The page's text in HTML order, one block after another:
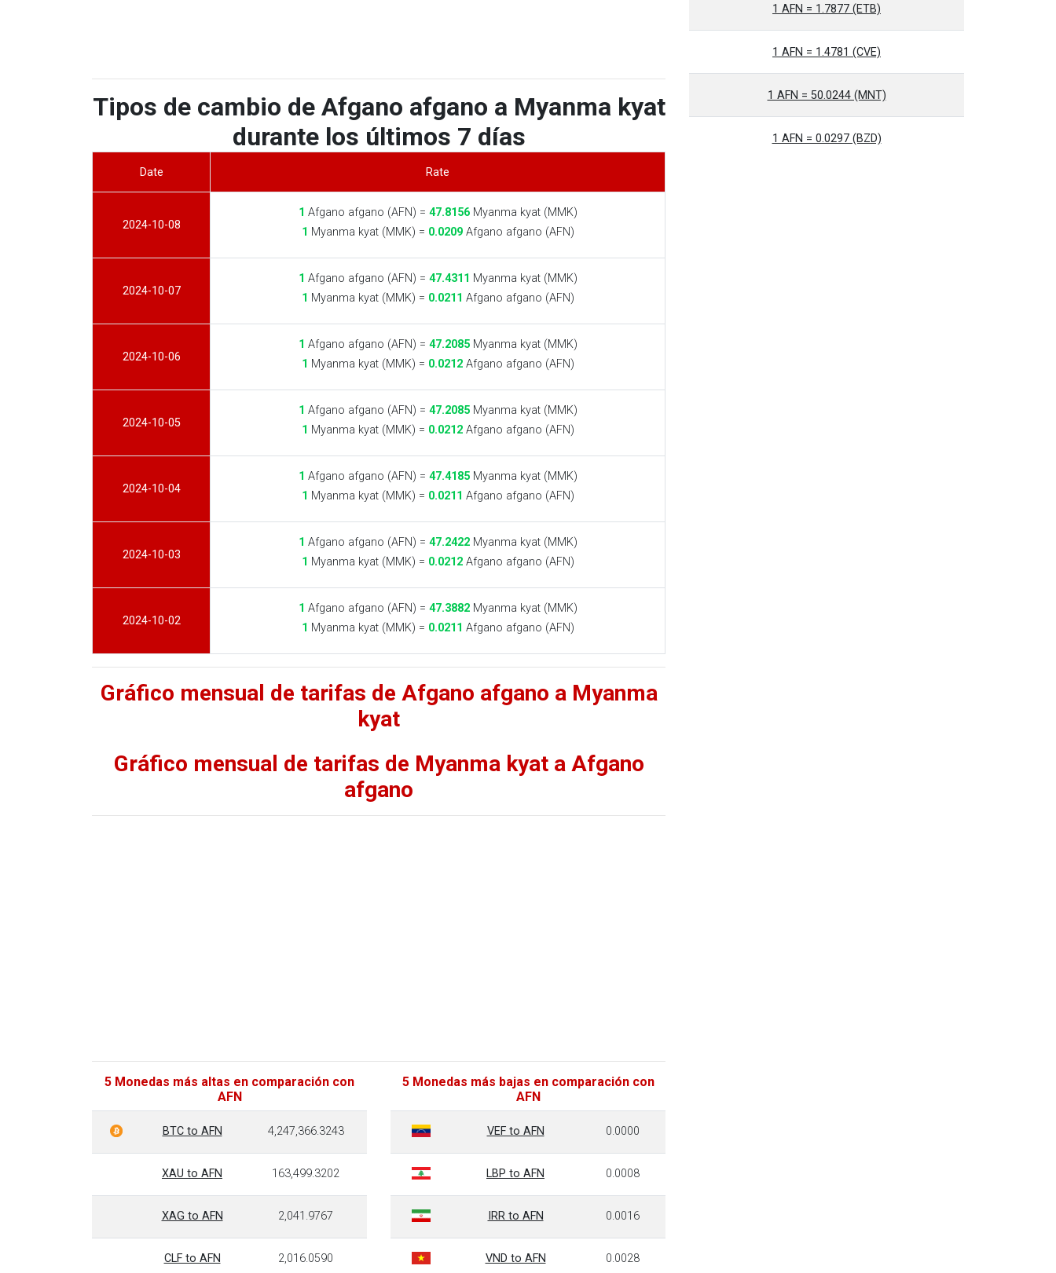
Tipos de cambio de Afgano afgano a Myanma kyat
durante los últimos 7 días
Date Rate
2024-10-08
1 Afgano afgano (AFN) = 47.8156Myanma kyat (MMK)
1 Myanma kyat (MMK) = 0.0209Afgano afgano (AFN)
2024-10-07
1 Afgano afgano (AFN) = 47.4311 Myanma kyat (MMK)
1 Myanma kyat (MMK) = 0.0211 Afgano afgano (AFN)
2024-10-06
1 Afgano afgano (AFN) = 47.2085Myanma kyat (MMK)
1 Myanma kyat (MMK) = 0.0212Afgano afgano (AFN)
2024-10-05
1 Afgano afgano (AFN) = 47.2085Myanma kyat (MMK)
1 Myanma kyat (MMK) = 0.0212Afgano afgano (AFN)
2024-10-04
1 Afgano afgano (AFN) = 47.4185Myanma kyat (MMK)
1 Myanma kyat (MMK) = 0.0211 Afgano afgano (AFN)
2024-10-03
1 Afgano afgano (AFN) = 47.2422Myanma kyat (MMK)
1 Myanma kyat (MMK) = 0.0212Afgano afgano (AFN)
2024-10-02
1 Afgano afgano (AFN) = 47.3882Myanma kyat (MMK)
1 Myanma kyat (MMK) = 0.0211 Afgano afgano (AFN)
Gráfico mensual de tarifas de Afgano afgano a Myanma
kyat
Gráfico mensual de tarifas de Myanma kyat a Afgano
afgano
5 Monedas más altas en comparación con
AFN
BTC to AFN 4,247,366.3243
XAU to AFN 163,499.3202
XAG to AFN 2,041.9767
CLF to AFN 2,016.0590
5 Monedas más bajas en comparación con
AFN
VEF to AFN 0.0000
LBP to AFN 0.0008
IRR to AFN 0.0016
VND to AFN 0.0028
1 AFN = 1.7877 (ETB)
1 AFN = 1.4781 (CVE)
1 AFN = 50.0244 (MNT)
1 AFN = 0.0297 (BZD)